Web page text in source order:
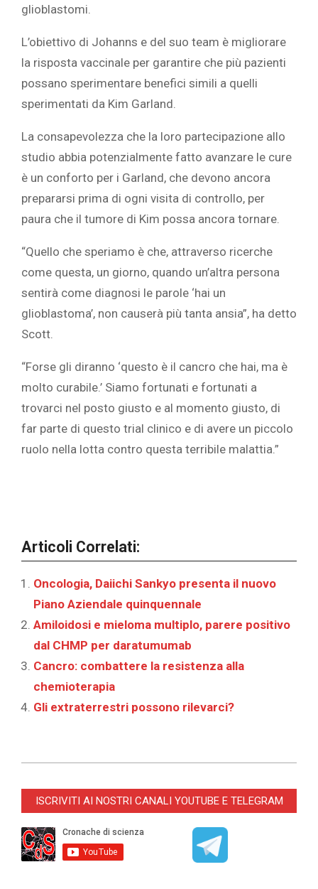
glioblastomi.
L’obiettivo di Johanns e del suo team è migliorare
la risposta vaccinale per garantire che più pazienti
possano sperimentare benefici simili a quelli
sperimentati da Kim Garland.
La consapevolezza che la loro partecipazione allo
studio abbia potenzialmente fatto avanzare le cure
è un conforto per i Garland, che devono ancora
prepararsi prima di ogni visita di controllo, per
paura che il tumore di Kim possa ancora tornare.
“Quello che speriamo è che, attraverso ricerche
come questa, un giorno, quando un’altra persona
sentirà come diagnosi le parole ‘hai un
glioblastoma’, non causerà più tanta ansia”, ha detto
Scott.
“Forse gli diranno ‘questo è il cancro che hai, ma è
molto curabile.’ Siamo fortunati e fortunati a
trovarci nel posto giusto e al momento giusto, di
far parte di questo trial clinico e di avere un piccolo
ruolo nella lotta contro questa terribile malattia.”
Articoli Correlati:
Oncologia, Daiichi Sankyo presenta il nuovo
Piano Aziendale quinquennale
Amiloidosi e mieloma multiplo, parere positivo
dal CHMP per daratumumab
Cancro: combattere la resistenza alla
chemioterapia
Gli extraterrestri possono rilevarci?
05-
ISCRIVITI AI NOSTRI CANALI YOUTUBE E TELEGRAM